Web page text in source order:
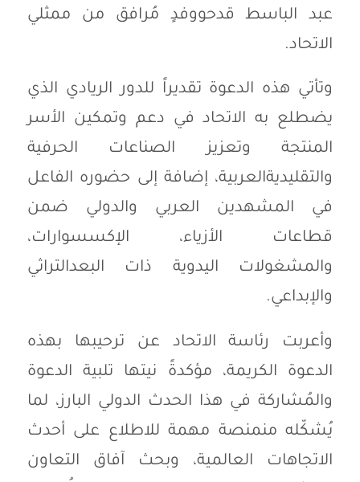
عبد
الباسط قدحووفدٍ مُرافق من
ممثلي
الاتحاد.
وتأتي هذه الدعوة تقديراً للدور الريادي الذي
يضطلع به الاتحاد في دعم وتمكين الأسر
المنتجة
وتعزيز الصناعات
الحرفية
والتقليديةالعربية، إضافة إلى حضوره الفاعل
في
المشهدين العربي والدولي
ضمن
قطاعات
الأزياء،
الإكسسوارات،
والمشغولات
اليدوية ذات البعدالتراثي
والإبداعي.
وأعربت رئاسة الاتحاد عن ترحيبها
بهذه
الدعوة
الكريمة، مؤكدةً نيتها تلبية
الدعوة
والمُشاركة في هذا الحدث الدولي البارز، لما
يُشكّله منمنصة مهمة للاطلاع على أحدث
الاتجاهات
العالمية، وبحث آفاق التعاون